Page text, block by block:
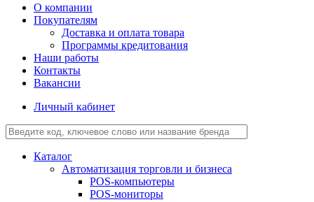
О компании
Покупателям
Доставка и оплата товара
Программы кредитования
Наши работы
Контакты
Вакансии
Личный кабинет
Каталог
Автоматизация торговли и бизнеса
POS-компьютеры
POS-мониторы